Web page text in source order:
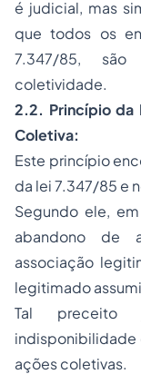
é judicial, mas
que todos os
7.347/85, são
coletividade.
2.2. Princípio da
Coletiva:
Este princípio
da lei 7.347/85 e
Segundo ele,
abandono de
associação
legitimado
Tal preceito
indisponibilidade
ações coletivas.